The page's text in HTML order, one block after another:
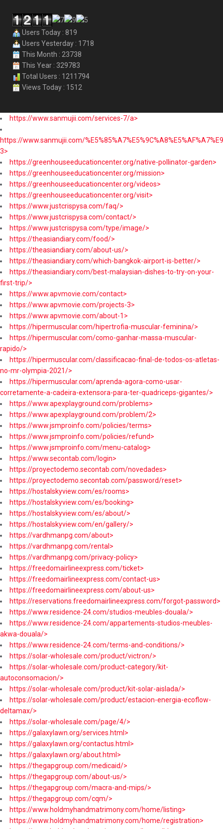
Users Today : 819
Users Yesterday : 1718
This Month : 23738
This Year : 329783
Total Users : 1211794
Views Today : 1512
https://www.sanmujii.com/services-7/a>
https://www.sanmujii.com/
3>
https://greenhouseeducationcenter.org/native-pollinator-garden>
https://greenhouseeducationcenter.org/mission>
https://greenhouseeducationcenter.org/videos>
https://greenhouseeducationcenter.org/visit>
https://www.justcrispysa.com/faq/>
https://www.justcrispysa.com/contact/>
https://www.justcrispysa.com/type/image/>
https://theasiandiary.com/food/>
https://theasiandiary.com/about-us/>
https://theasiandiary.com/which-bangkok-airport-is-better/>
https://theasiandiary.com/best-malaysian-dishes-to-try-on-your-
first-trip/>
https://www.apvmovie.com/contact>
https://www.apvmovie.com/projects-3>
https://www.apvmovie.com/about-1>
https://hipermuscular.com/hipertrofia-muscular-feminina/>
https://hipermuscular.com/como-ganhar-massa-muscular-
rapido/>
https://hipermuscular.com/classificacao-final-de-todos-os-atletas-
no-mr-olympia-2021/>
https://hipermuscular.com/aprenda-agora-como-usar-
corretamente-a-cadeira-extensora-para-ter-quadriceps-gigantes/>
https://www.apexplayground.com/problems>
https://www.apexplayground.com/problem/2>
https://www.jsmproinfo.com/policies/terms>
https://www.jsmproinfo.com/policies/refund>
https://www.jsmproinfo.com/menu-catalog>
https://www.secontab.com/login>
https://proyectodemo.secontab.com/novedades>
https://proyectodemo.secontab.com/password/reset>
https://hostalskyview.com/es/rooms>
https://hostalskyview.com/es/booking>
https://hostalskyview.com/es/about/>
https://hostalskyview.com/en/gallery/>
https://vardhmanpg.com/about>
https://vardhmanpg.com/rental>
https://vardhmanpg.com/privacy-policy>
https://freedomairlineexpress.com/ticket>
https://freedomairlineexpress.com/contact-us>
https://freedomairlineexpress.com/about-us>
https://reservations.freedomairlineexpress.com/forgot-password>
https://www.residence-24.com/studios-meubles-douala/>
https://www.residence-24.com/appartements-studios-meubles-
akwa-douala/>
https://www.residence-24.com/terms-and-conditions/>
https://solar-wholesale.com/product/victron/>
https://solar-wholesale.com/product-category/kit-
autoconsomacion/>
https://solar-wholesale.com/product/kit-solar-aislada/>
https://solar-wholesale.com/product/estacion-energia-ecoflow-
deltamax/>
https://solar-wholesale.com/page/4/>
https://galaxylawn.org/services.html>
https://galaxylawn.org/contactus.html>
https://galaxylawn.org/about.html>
https://thegapgroup.com/medicaid/>
https://thegapgroup.com/about-us/>
https://thegapgroup.com/macra-and-mips/>
https://thegapgroup.com/cqm/>
https://www.holdmyhandmatrimony.com/home/listing>
https://www.holdmyhandmatrimony.com/home/registration>